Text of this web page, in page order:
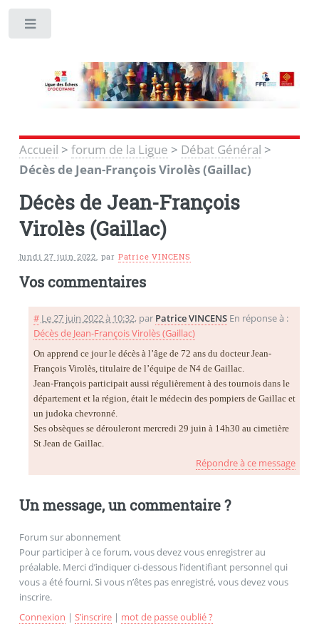
Accueil > forum de la Ligue > Débat Général >
Décès de Jean-François Virolès (Gaillac)
Décès de Jean-François
Virolès (Gaillac)
lundi 27 juin 2022, par Patrice VINCENS
Vos commentaires
# Le 27 juin 2022 à 10:32, par Patrice VINCENS En réponse à :
Décès de Jean-François Virolès (Gaillac)
On apprend ce jour le décès à l’âge de 72 ans du docteur Jean-
François Virolès, titulaire de l’équipe de N4 de Gaillac.
Jean-François participait aussi régulièrement à des tournois dans le
département et la région, était le médecin des pompiers de Gaillac et
un judoka chevronné.
Ses obsèques se dérouleront mercredi 29 juin à 14h30 au cimetière
St Jean de Gaillac.
Répondre à ce message
Un message, un commentaire ?
Forum sur abonnement
Pour participer à ce forum, vous devez vous enregistrer au
préalable. Merci d’indiquer ci-dessous l’identifiant personnel qui
vous a été fourni. Si vous n’êtes pas enregistré, vous devez vous
inscrire.
Connexion | S’inscrire| mot de passe oublié ?